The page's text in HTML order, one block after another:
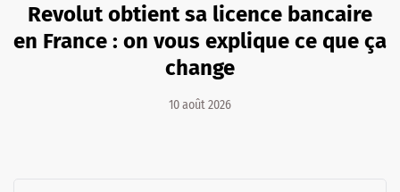
Revolut obtient sa licence bancaire
en France : on vous explique ce que ça
change
10 août 2026